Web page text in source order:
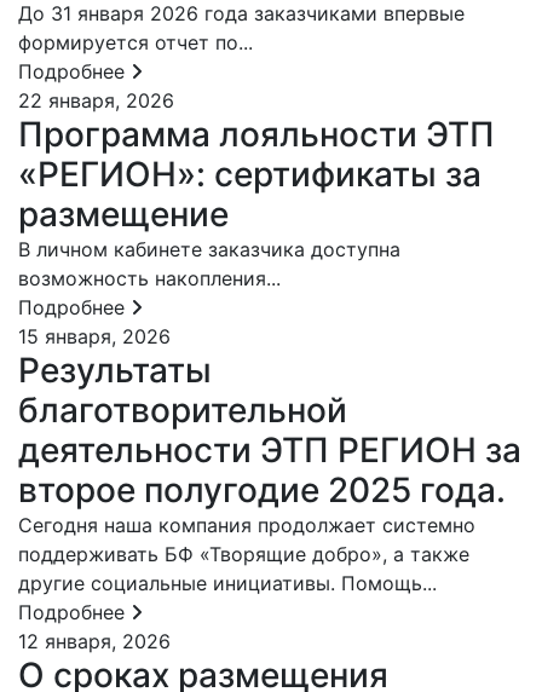
До 31 января 2026 года заказчиками впервые
формируется отчет по...
Подробнее
22 января, 2026
Программа лояльности ЭТП
«РЕГИОН»: сертификаты за
размещение
В личном кабинете заказчика доступна
возможность накопления...
Подробнее
15 января, 2026
Результаты
благотворительной
деятельности ЭТП РЕГИОН за
второе полугодие 2025 года.
Сегодня наша компания продолжает системно
поддерживать БФ «Творящие добро», а также
другие социальные инициативы. Помощь...
Подробнее
12 января, 2026
О сроках размещения